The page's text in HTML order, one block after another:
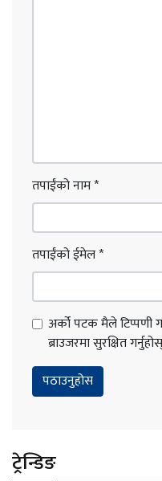
तपाईंको नाम*
तपाईंको ईमेल*
अर्को पटक मैले टिप्पणी
ब्राउजरमा सुरक्षित गर्नुहोस्
ट्रेन्डिङ